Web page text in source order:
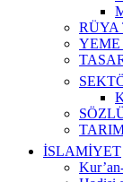
RÜYA
YEME
İSLAMİYET